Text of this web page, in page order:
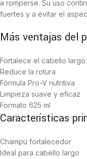
a romperse. Su uso
fuertes y a evitar el
Más ventajas del
Fortalece el cabello largo
Reduce la rotura
Fórmula Pro-V nutritiva
Limpieza suave y eficaz
Formato 625 ml
Características
Champú fortalecedor
Ideal para cabello largo